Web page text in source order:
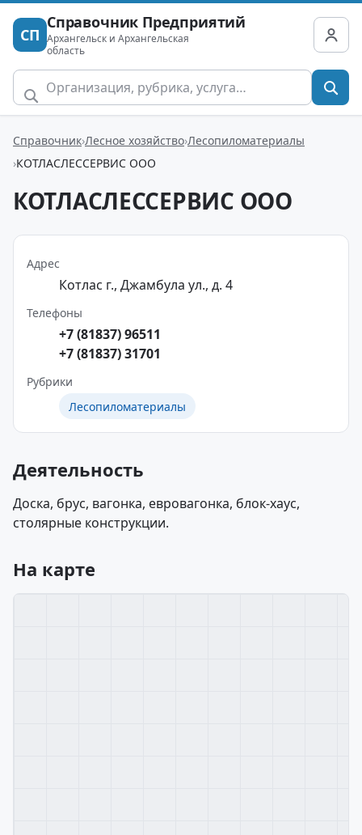
СП
Справочник Предприятий
Архангельск и Архангельская
область
Справочник Лесное хозяйство Лесопиломатериалы
КОТЛАСЛЕССЕРВИС ООО
КОТЛАСЛЕССЕРВИС ООО
Адрес
Котлас г., Джамбула ул., д. 4
Телефоны
+7 (81837) 96511
+7 (81837) 31701
Рубрики
Лесопиломатериалы
Деятельность
Доска, брус, вагонка, евровагонка, блок-хаус,
столярные конструкции.
На карте